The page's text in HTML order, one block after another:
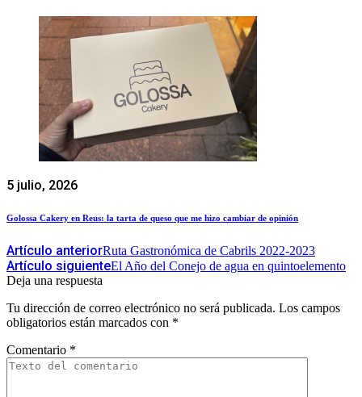
5 julio, 2026
Golossa Cakery en Reus: la tarta de queso que me hizo cambiar de opinión
Artículo anteriorRuta Gastronómica de Cabrils 2022-2023
Artículo siguienteEl Año del Conejo de agua en quintoelemento
Deja una respuesta
Tu dirección de correo electrónico no será publicada. Los campos
obligatorios están marcados con *
Comentario *